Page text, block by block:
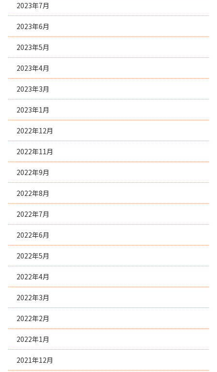
2023年7月
2023年6月
2023年5月
2023年4月
2023年3月
2023年1月
2022年12月
2022年11月
2022年9月
2022年8月
2022年7月
2022年6月
2022年5月
2022年4月
2022年3月
2022年2月
2022年1月
2021年12月